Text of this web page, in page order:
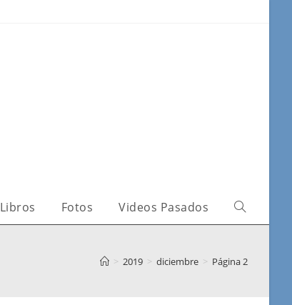
Libros Fotos Videos Pasados
> 2019 > diciembre > Página 2